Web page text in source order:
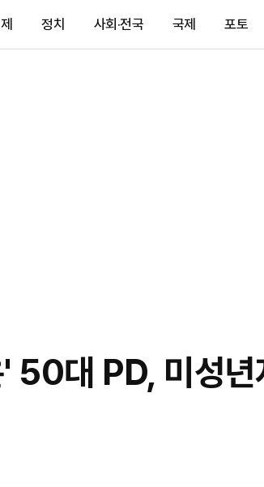
정치 사회·전국 국제 포토
50대 PD, 미성년